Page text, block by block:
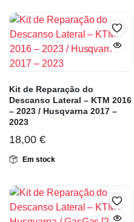
Kit de Reparação do
Descanso Lateral – KTM 2016
– 2023 / Husqvarna 2017 –
2023
18,00 €
Em stock